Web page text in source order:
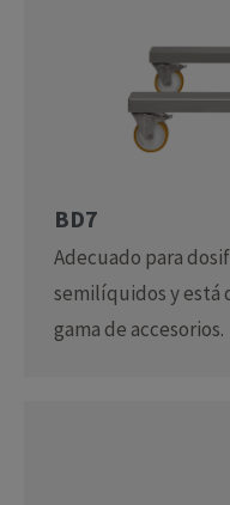
BD7
Adecuado para
semilíquidos y está
gama de accesorios.